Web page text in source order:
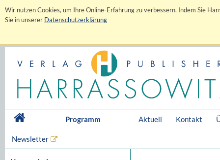
Wir nutzen Cookies, um Ihre Online-Erfahrung zu verbessern. Indem Sie
Sie in unserer Datenschutzerklärung
Programm Aktuell Kontakt
Newsletter